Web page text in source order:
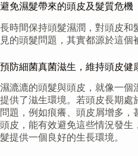
避免濕髮帶來的頭皮及髮質危機
長時間保持頭髮濕潤，對頭皮和
見的頭髮問題，其實都源於這個
預防細菌真菌滋生，維持頭皮健
濕漉漉的頭髮與頭皮，就像一個
提供了滋生環境。若頭皮長期處
問題，例如痕癢、頭皮屑增多
頭皮，能有效避免這些情況發生
髮提供一個良好的生長環境。